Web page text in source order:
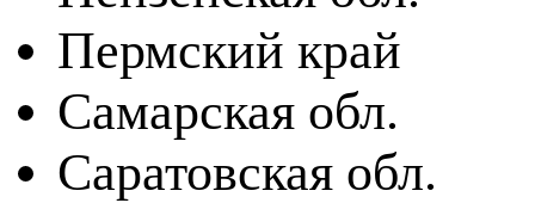
Пермский край
Самарская обл.
Саратовская обл.